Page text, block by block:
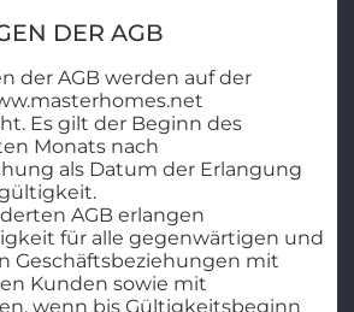
DER AGB
der AGB werden auf der
Es gilt der Beginn des
Monats nach
als Datum der Erlangung
AGB erlangen
für alle gegenwärtigen und
Geschäftsbeziehungen mit
Kunden sowie mit
wenn bis Gültigkeitsbeginn